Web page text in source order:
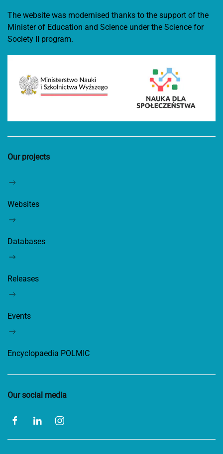
The website was modernised thanks to the support of the
Minister of Education and Science under the Science for
Society II program.
Our projects
Websites
Databases
Releases
Events
Encyclopaedia POLMIC
Our social media